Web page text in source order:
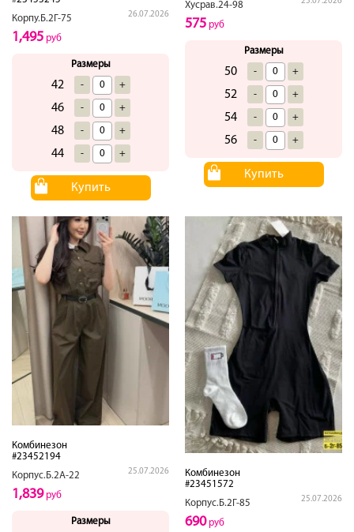
Корпу.Б.2Г-75
26.07.2026
1,495 руб
Размеры
42 - +
46 - +
48 - +
44 - +
Купить
Хусрав.24-98
575 руб
Размеры
50 - +
52 - +
54 - +
56 - +
Купить
Комбинезон
#23452194
Корпус.Б.2А-22
25.07.2026
1,839руб
Размеры
Комбинезон
#23451572
Корпус.Б.2Г-85
25.07.2026
690руб